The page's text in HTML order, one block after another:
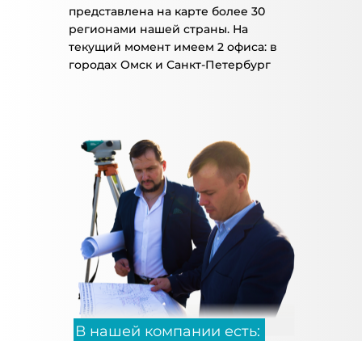
представлена на карте более 30
регионами нашей страны. На
текущий момент имеем 2 офиса: в
городах Омск и Санкт-Петербург
В нашей компании есть: